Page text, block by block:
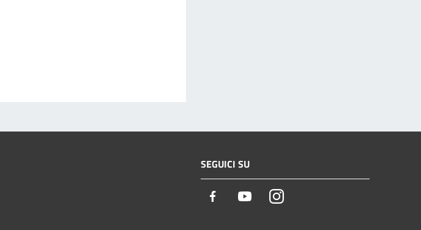
SEGUICI SU
Facebook YoutubeInstagram